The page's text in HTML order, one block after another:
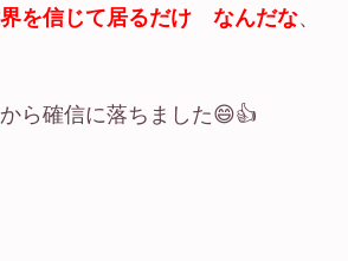
を信じて居るだけ なんだな、
ら確信に落ちました😄👍